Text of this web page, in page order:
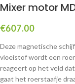
Mixer motor
€607.00
Deze magnetische
vloeistof wordt een
reageert op het veld
gaat het roerstaafje